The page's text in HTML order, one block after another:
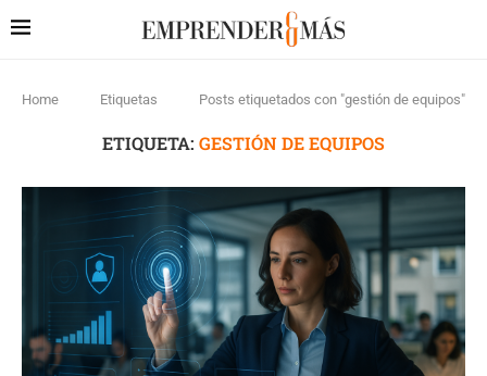
Home Etiquetas Posts etiquetados con "gestión de equipos"
ETIQUETA: GESTIÓN DE EQUIPOS